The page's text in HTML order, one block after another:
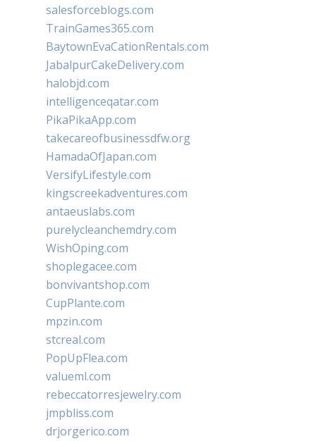
salesforceblogs.com
TrainGames365.com
BaytownEvaCationRentals.com
JabalpurCakeDelivery.com
halobjd.com
intelligenceqatar.com
PikaPikaApp.com
takecareofbusinessdfw.org
HamadaOfJapan.com
VersifyLifestyle.com
kingscreekadventures.com
antaeuslabs.com
purelycleanchemdry.com
WishOping.com
shoplegacee.com
bonvivantshop.com
CupPlante.com
mpzin.com
stcreal.com
PopUpFlea.com
valueml.com
rebeccatorresjewelry.com
jmpbliss.com
drjorgerico.com